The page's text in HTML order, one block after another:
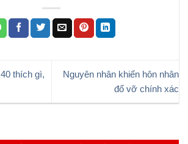
thích gì,
Nguyên nhân khiến hôn nhân
đổ vỡ chính xác